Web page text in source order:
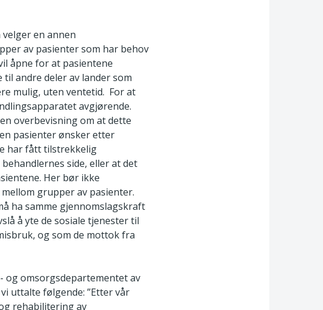
en annen
av pasienter som har behov
åpne for at pasientene
andre deler av lander som
mulig, uten ventetid. For at
avgjørende.
overbevisning om at dette
pasienter ønsker etter
har fått tilstrekkelig
side, eller at det
Her bør ikke
grupper av pasienter.
ha samme gjennomslagskraft
å yte de sosiale tjenester til
og som de mottok fra
og omsorgsdepartementet av
uttalte følgende: ”Etter vår
rehabilitering av